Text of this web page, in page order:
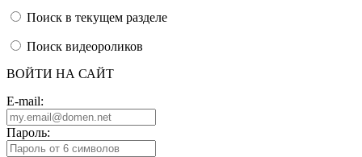
Поиск в текущем разделе
Поиск видеороликов
ВОЙТИ НА САЙТ
E-mail:
Пароль: